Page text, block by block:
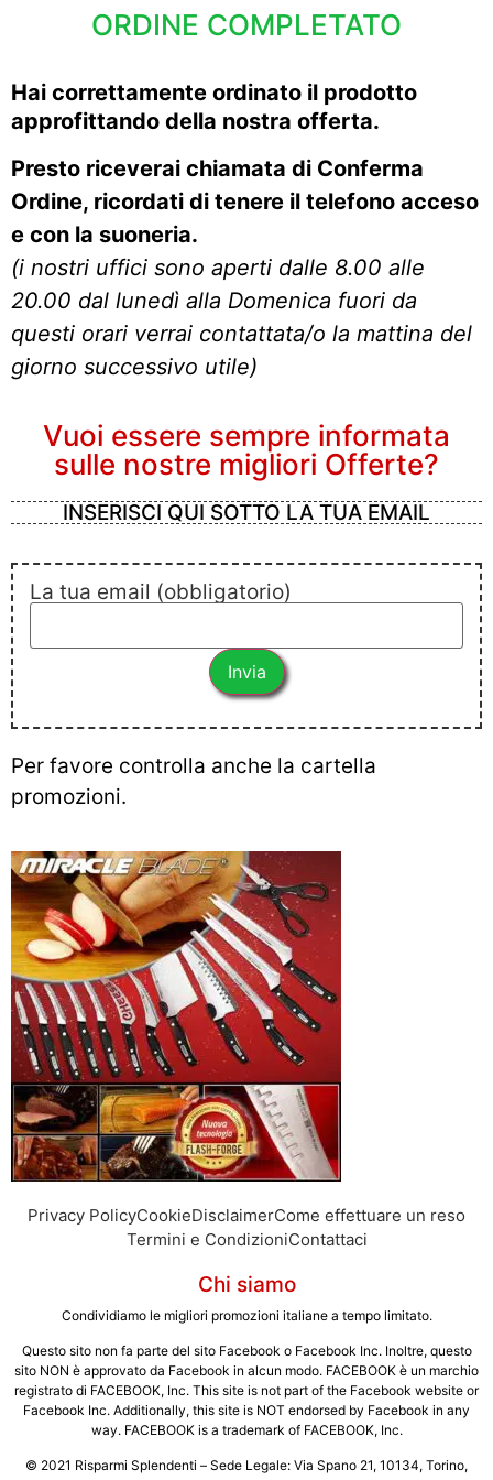
ORDINE COMPLETATO
Hai correttamente ordinato il prodotto
approfittando della nostra offerta.
Presto riceverai chiamata di Conferma
Ordine, ricordati di tenere il telefono acceso
e con la suoneria.
(i nostri uffici sono aperti dalle 8.00 alle
20.00 dal lunedì alla Domenica fuori da
questi orari verrai contattata/o la mattina del
giorno successivo utile)
Vuoi essere sempre informata
sulle nostre migliori Offerte?
INSERISCI QUI SOTTO LA TUA EMAIL
La tua email (obbligatorio)
Per favore controlla anche la cartella
promozioni.
Privacy PolicyCookieDisclaimerCome effettuare un reso
Termini e CondizioniContattaci
Chi siamo
Condividiamo le migliori promozioni italiane a tempo limitato.
Questo sito non fa parte del sito Facebook o Facebook Inc. Inoltre, questo
sito NON è approvato da Facebook in alcun modo. FACEBOOK è un marchio
registrato di FACEBOOK, Inc. This site is not part of the Facebook website or
Facebook Inc. Additionally, this site is NOT endorsed by Facebook in any
way. FACEBOOK is a trademark of FACEBOOK, Inc.
© 2021 Risparmi Splendenti – Sede Legale: Via Spano 21, 10134, Torino,